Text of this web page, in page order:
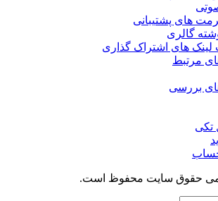
های پشتیبانی
گالری
لینک های اشتراک گذاری
مرتبط
بررسی
تکی